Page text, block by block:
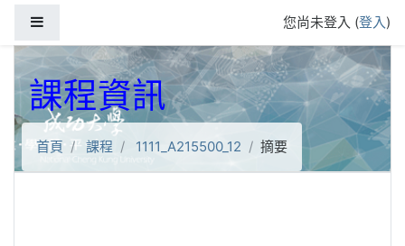
您尚未登入 (登入)
課程資訊
首頁 課程 1111_A215500_12 摘要